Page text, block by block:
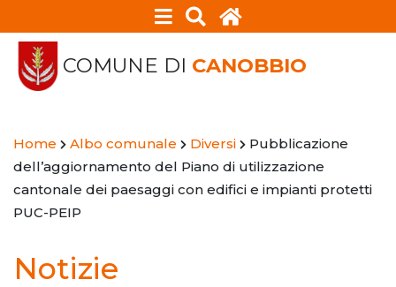
COMUNE DI CANOBBIO
Home Albo comunale Diversi
Pubblicazione
dell’aggiornamento del Piano di utilizzazione
cantonale dei paesaggi con edifici e impianti protetti
PUC-PEIP
Notizie